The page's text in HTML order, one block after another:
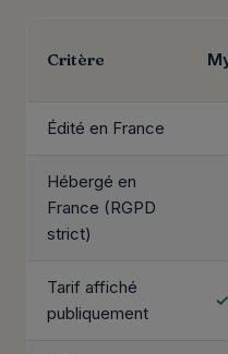
Critère
Édité en France
Hébergé en
France (RGPD
strict)
Tarif affiché
publiquement